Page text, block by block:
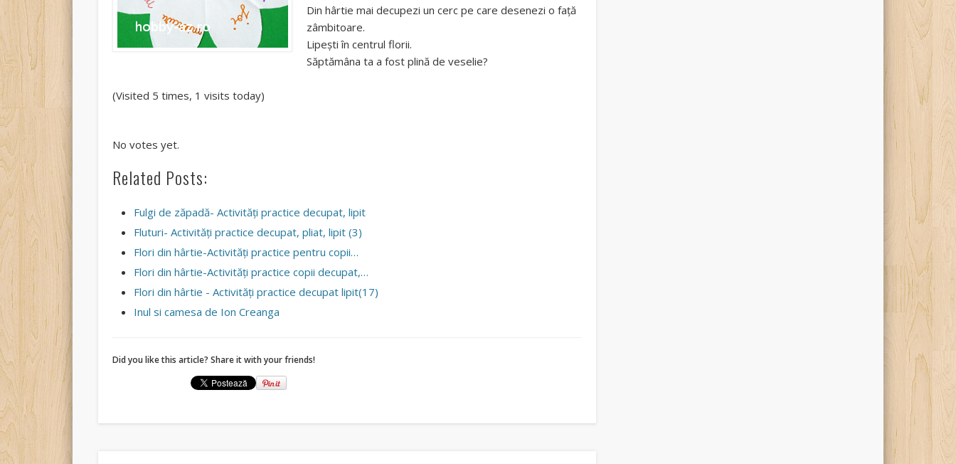
Din hârtie mai decupezi un cerc pe care desenezi o față
zâmbitoare.
Lipești în centrul florii.
Săptămâna ta a fost plină de veselie?
(Visited 5 times, 1 visits today)
No votes yet.
Related Posts:
Fulgi de zăpadă- Activităţi practice decupat, lipit
Fluturi- Activităţi practice decupat, pliat, lipit (3)
Flori din hârtie-Activităţi practice pentru copii…
Flori din hârtie-Activităţi practice copii decupat,…
Flori din hârtie - Activități practice decupat lipit(17)
Inul si camesa de Ion Creanga
Did you like this article? Share it with your friends!